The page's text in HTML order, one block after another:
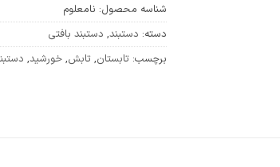
شناسه محصول: نامعلوم
دسته: دستبند, دستبند بافتی
برچسب: تابستان, تابش, خورشید,